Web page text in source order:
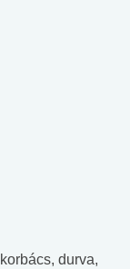
durva,